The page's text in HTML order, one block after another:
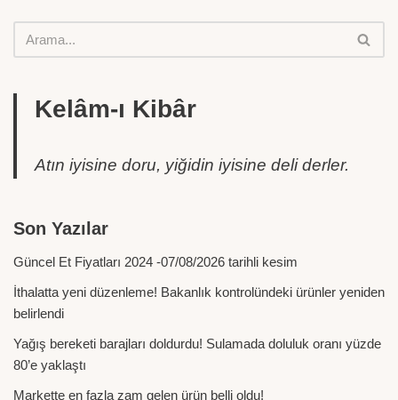
Kelâm-ı Kibâr
Atın iyisine doru, yiğidin iyisine deli derler.
Son Yazılar
Güncel Et Fiyatları 2024 -07/08/2026 tarihli kesim
İthalatta yeni düzenleme! Bakanlık kontrolündeki ürünler yeniden
belirlendi
Yağış bereketi barajları doldurdu! Sulamada doluluk oranı yüzde
80’e yaklaştı
Markette en fazla zam gelen ürün belli oldu!